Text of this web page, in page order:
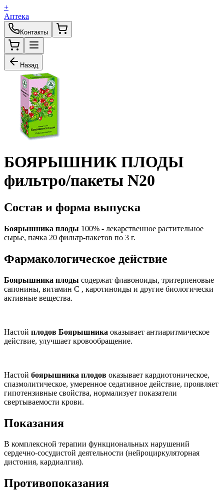
+
Аптека
Контакты
Назад
БОЯРЫШНИК ПЛОДЫ
фильтро/пакеты N20
Состав и форма выпуска
Боярышника плоды 100% - лекарственное растительное
сырье, пачка 20 фильтр-пакетов по 3 г.
Фармакологическое действие
Боярышника плоды содержат флавоноиды, тритерпеновые
сапонины, витамин С , каротиноиды и другие биологически
активные вещества.
Настой плодов Боярышника оказывает антиаритмическое
действие, улучшает кровообращение.
Настой боярышника плодов оказывает кардиотоническое,
спазмолитическое, умеренное седативное действие, проявляет
гипотензивные свойства, нормализует показатели
свертываемости крови.
Показания
В комплексной терапии функциональных нарушений
сердечно-сосудистой деятельности (нейроциркуляторная
дистония, кардиалгия).
Противопоказания